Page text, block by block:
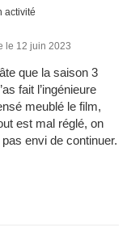
activité
le 12 juin 2023
que la saison 3
fait l’ingénieure
meublé le film,
est mal réglé, on
envi de continuer.